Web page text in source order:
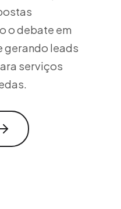
o debate em
gerando leads
serviços